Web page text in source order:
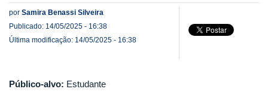
por Samira Benassi Silveira
Publicado: 14/05/2025 - 16:38
Última modificação: 14/05/2025 - 16:38
Público-alvo: Estudante